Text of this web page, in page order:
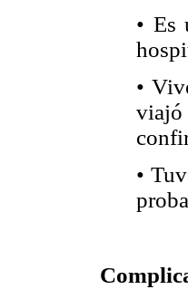
• Es
•
viajó
•